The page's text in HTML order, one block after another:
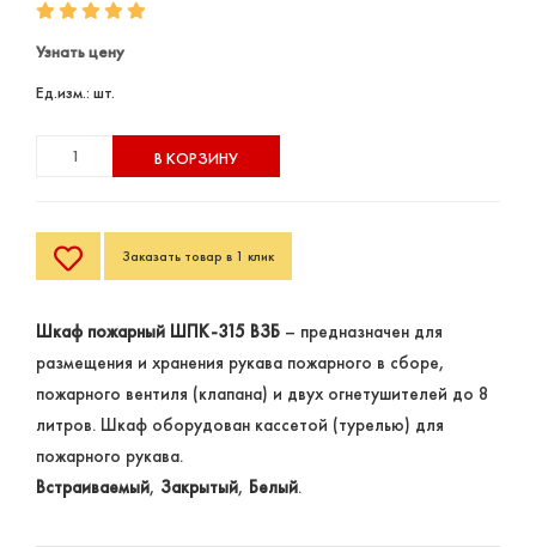
Узнать цену
Ед.изм.: шт.
В КОРЗИНУ
Заказать товар в 1 клик
Шкаф пожарный ШПК-315 ВЗБ – предназначен для
размещения и хранения рукава пожарного в сборе,
пожарного вентиля (клапана) и двух огнетушителей до 8
литров. Шкаф оборудован кассетой (турелью) для
пожарного рукава.
Встраиваемый, Закрытый, Белый.